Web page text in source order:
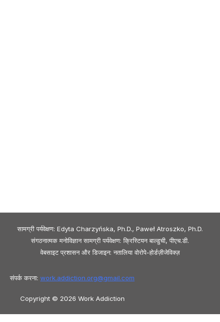
सामग्री पर्यवेक्षण: Edyta Charzyńska, Ph.D., Paweł Atroszko, Ph.D.
संगठनात्मक मनोविज्ञान सामग्री पर्यवेक्षण: क्रिस्टियन बाल्डुची, पीएच.डी.
वेबसाइट प्रशासन और डिजाइन: नतालिया वोरोपे-होर्डज़ीजेविक्ज़
संपर्क करना: work.addiction.org@gmail.com
Copyright © 2026 Work Addiction